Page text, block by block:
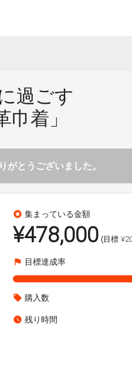
過ごす
着」
がとうございました。
stars 集まっている金額
¥478,000 (目標
flag 目標達成率
local_offer 購入数
watch_later 残り時間